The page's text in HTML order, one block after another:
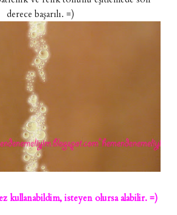
derece başarılı. =)
kullanabildim, isteyen olursa alabilir. =)